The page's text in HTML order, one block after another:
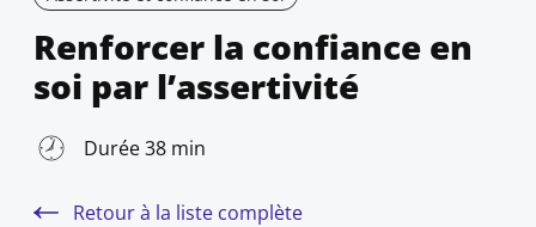
Renforcer la confiance en
soi par l’assertivité
Durée 38 min
Retour à la liste complète